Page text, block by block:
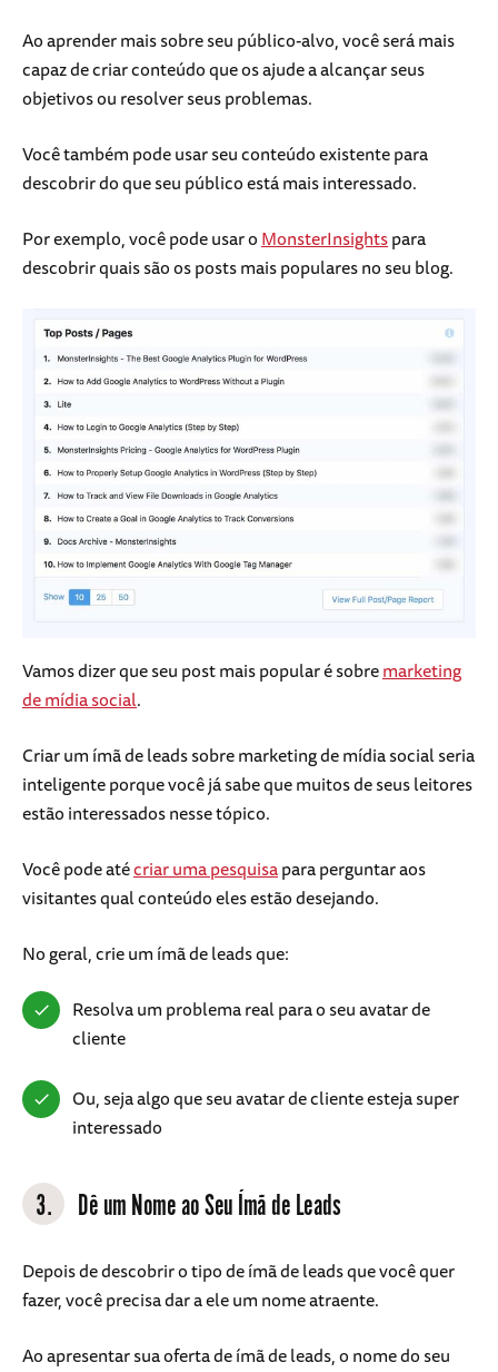
Ao aprender mais sobre seu público-alvo, você será mais
capaz de criar conteúdo que os ajude a alcançar seus
objetivos ou resolver seus problemas.
Você também pode usar seu conteúdo existente para
descobrir do que seu público está mais interessado.
Por exemplo, você pode usar oMonsterInsightspara
descobrir quais são os posts mais populares no seu blog.
Vamos dizer que seu post mais popular é sobremarketing
de mídia social.
Criar um ímã de leads sobre marketing de mídia social seria
inteligente porque você já sabe que muitos de seus leitores
estão interessados nesse tópico.
Você pode atécriar uma pesquisapara perguntar aos
visitantes qual conteúdo eles estão desejando.
No geral, crie um ímã de leads que:
Resolva um problema real para o seu avatar de
cliente
Ou, seja algo que seu avatar de cliente esteja super
interessado
3. Dê um Nome ao Seu Ímã de Leads
Depois de descobrir o tipo de ímã de leads que você quer
fazer, você precisa dar a ele um nome atraente.
Ao apresentar sua oferta de ímã de leads, o nome do seu